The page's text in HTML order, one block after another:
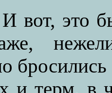
И вот, это
бросились